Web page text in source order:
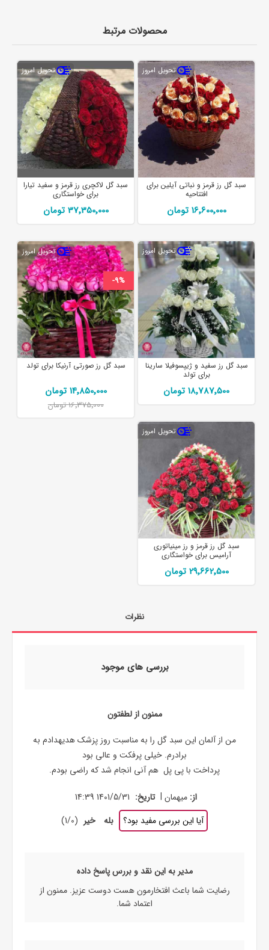
محصولات مرتبط
تحویل امروز
سبد گل رز قرمز و نباتی آیلین برای
افتتاحیه
16٬600٬000 تومان
تحویل امروز
سبد گل لاکچری رز قرمز و سفید تیارا
برای خواستگاری
37٬350٬000 تومان
تحویل امروز
سبد گل رز سفید و ژیپسوفیلا سارینا
برای تولد
18٬787٬500 تومان
تحویل امروز
-9%
سبد گل رز صورتی آرنیکا برای تولد
14٬850٬000 تومان
16٬375٬000 تومان
تحویل امروز
سبد گل رز قرمز و رز مینیاتوری
آرامیس برای خواستگاری
29٬662٬500 تومان
نظرات
بررسی های موجود
ممنون از لطفتون
من از آلمان این سبد گل را به مناسبت روز پزشک هدیهدادم به
برادرم. خیلی پرفکت و عالی بود
پرداخت با پی پل هم آنی انجام شد که راضی بودم.
از: میهمان | تاریخ: 1401/5/31 14:39
آیا این بررسی مفید بود؟
بله خیر (
1/0
)
مدیر به این نقد و بررس پاسخ داده
رضایت شما باعث افتخارمون هست دوست عزیز. ممنون از
اعتماد شما.